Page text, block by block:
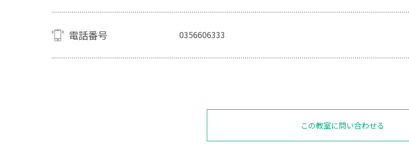
電話番号 0356606333
この教室に問い合わせる